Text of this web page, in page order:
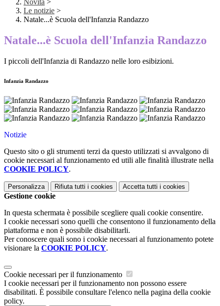
Novità >
Le notizie >
Natale...è Scuola dell'Infanzia Randazzo
Natale...è Scuola dell'Infanzia Randazzo
I piccoli dell'Infanzia di Randazzo nelle loro esibizioni.
Infanzia Randazzo
Notizie
Questo sito o gli strumenti terzi da questo utilizzati si avvalgono di
cookie necessari al funzionamento ed utili alle finalità illustrate nella
COOKIE POLICY.
Personalizza Rifiuta tutti i cookies Accetta tutti i cookies
Gestione cookie
In questa schermata è possibile scegliere quali cookie consentire.
I cookie necessari sono quelli che consentono il funzionamento della
piattaforma e non è possibile disabilitarli.
Per conoscere quali sono i cookie necessari al funzionamento potete
visionare la COOKIE POLICY.
Cookie necessari per il funzionamento
I cookie necessari per il funzionamento non possono essere
disabilitati. È possibile consultare l'elenco nella pagina della cookie
policy.